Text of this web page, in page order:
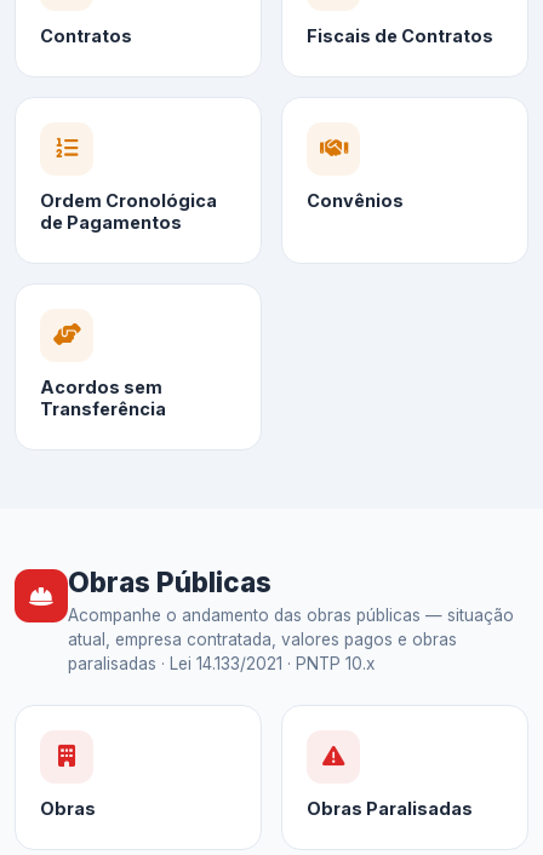
Contratos Fiscais de Contratos
Ordem Cronológica
de Pagamentos
Convênios
Acordos sem
Transferência
Obras Públicas
Acompanhe o andamento das obras públicas — situação
atual, empresa contratada, valores pagos e obras
paralisadas · Lei 14.133/2021 · PNTP 10.x
Obras Obras Paralisadas